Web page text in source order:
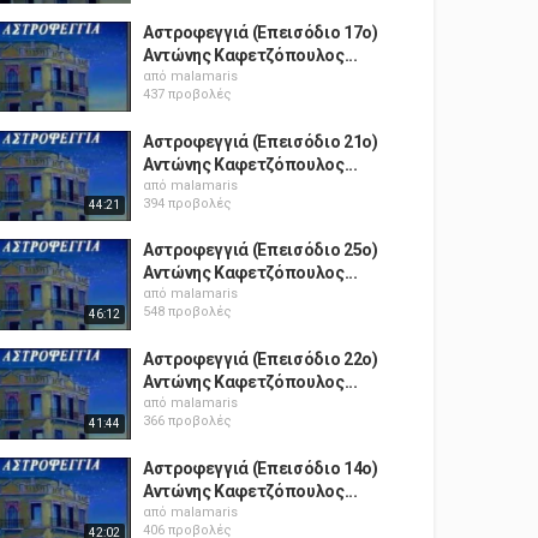
Αστροφεγγιά (Επεισόδιο 17ο)
Αντώνης Καφετζόπουλος...
από malamaris
437 προβολές
44:21
Αστροφεγγιά (Επεισόδιο 21ο)
Αντώνης Καφετζόπουλος...
από malamaris
394 προβολές
46:12
Αστροφεγγιά (Επεισόδιο 25ο)
Αντώνης Καφετζόπουλος...
από malamaris
548 προβολές
41:44
Αστροφεγγιά (Επεισόδιο 22ο)
Αντώνης Καφετζόπουλος...
από malamaris
366 προβολές
42:02
Αστροφεγγιά (Επεισόδιο 14ο)
Αντώνης Καφετζόπουλος...
από malamaris
406 προβολές